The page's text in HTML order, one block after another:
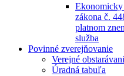
Ekonomicky
zákona č.
platnom
služba
Povinné zverejňovanie
Verejné
Úradná tabuľa